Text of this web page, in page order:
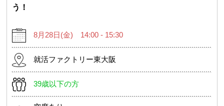
う！
8月28日(金) 14:00 - 15:30
就活ファクトリー東大阪
39歳以下の方